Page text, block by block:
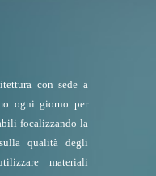
con sede a
ogni giorno per
focalizzando la
qualità degli
materiali